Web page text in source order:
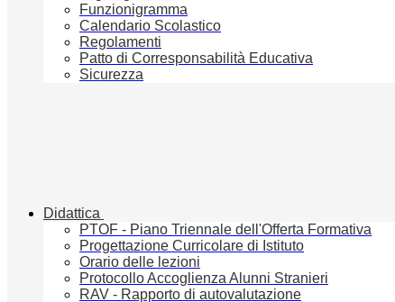
Funzionigramma
Calendario Scolastico
Regolamenti
Patto di Corresponsabilità Educativa
Sicurezza
Didattica
PTOF - Piano Triennale dell'Offerta Formativa
Progettazione Curricolare di Istituto
Orario delle lezioni
Protocollo Accoglienza Alunni Stranieri
RAV - Rapporto di autovalutazione